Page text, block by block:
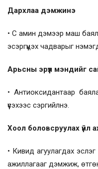
Дархлаа дэмжинэ
• С амин дэмээр маш
эсэргүүцэх чадварыг
Арьсны эрүүл мэндийг
• Антиоксидантаар
үүсэхээс сэргийлнэ.
Хоол боловсруулах үйл
• Кивид агуулагдах
ажиллагааг дэмжиж,